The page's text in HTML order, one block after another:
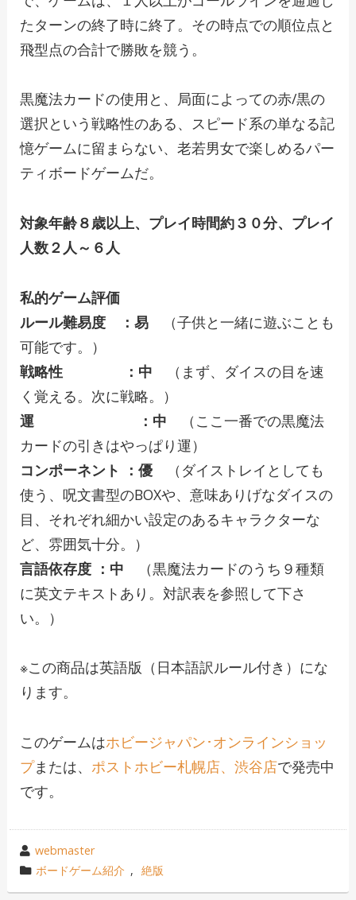
たターンの終了時に終了。その時点での順位点と
飛型点の合計で勝敗を競う。
黒魔法カードの使用と、局面によっての赤/黒の
選択という戦略性のある、スピード系の単なる記
憶ゲームに留まらない、老若男女で楽しめるパー
ティボードゲームだ。
対象年齢８歳以上、プレイ時間約３０分、プレイ
人数２人～６人
私的ゲーム評価
ルール難易度 ：易（子供と一緒に遊ぶことも
可能です。）
戦略性 ：中 （まず、ダイスの目を速
く覚える。次に戦略。）
運 ：中 （ここ一番での黒魔法
カードの引きはやっぱり運）
コンポーネント ：優（ダイストレイとしても
使う、呪文書型のBOXや、意味ありげなダイスの
目、それぞれ細かい設定のあるキャラクターな
ど、雰囲気十分。）
言語依存度 ：中 （黒魔法カードのうち９種類
に英文テキストあり。対訳表を参照して下さ
い。）
※この商品は英語版（日本語訳ルール付き）にな
ります。
このゲームはホビージャパン･オンラインショッ
プまたは、 ポストホビー札幌店、渋谷店で発売中
です。
投
稿
者
webmaster
カ
テ
ボードゲーム紹介 , 絶版